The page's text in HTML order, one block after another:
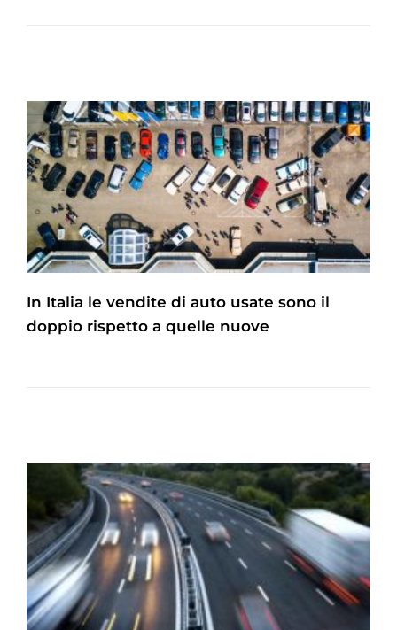
In Italia le vendite di auto usate sono il
doppio rispetto a quelle nuove